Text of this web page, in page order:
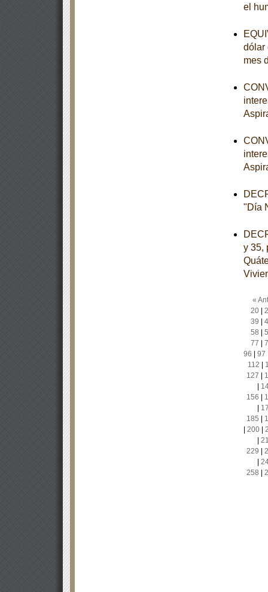
el
dólar
mes
"Día
y 35,
«
20|
39
58
77
96
97
112
127
156
185
200|
229
258